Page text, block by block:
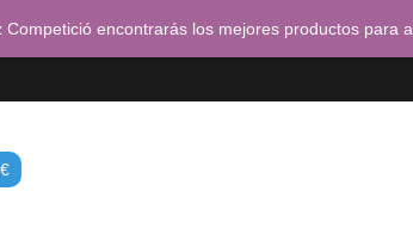
€
Competició encontrarás los mejores productos para